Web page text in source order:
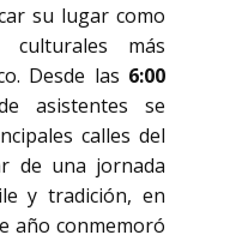
su lugar como
más
Desde las 6:00
asistentes se
calles del
de una jornada
y tradición, en
año conmemoró